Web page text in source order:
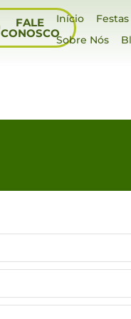
FALE
CONOSCO
Início Festas
Sobre Nós